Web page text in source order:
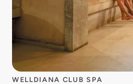
WELLDIANA CLUB SPA